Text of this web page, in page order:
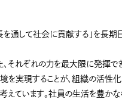
通して社会に貢献する」を長期
、それぞれの力を最大限に発揮で
を実現することが、組織の活性
えています。社員の生活を豊かな